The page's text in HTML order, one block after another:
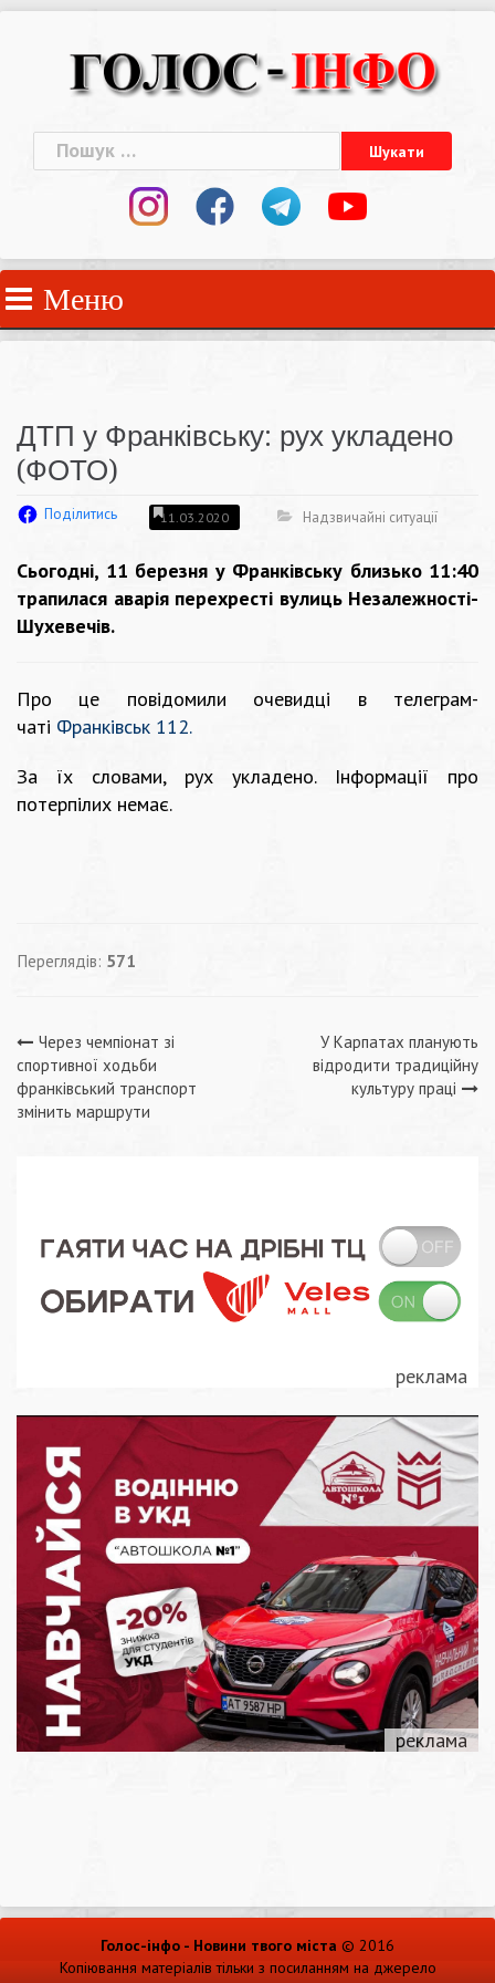
Пошук:
Меню
ДТП у Франківську: рух укладено
(ФОТО)
Поділитись 11.03.2020 Надзвичайні ситуації
Сьогодні, 11 березня у Франківську близько 11:40
трапилася аварія перехресті вулиць Незалежності-
Шухевечів.
Про це повідомили очевидці в телеграм-
чаті Франківськ 112.
За їх словами, рух укладено. Інформації про
потерпілих немає.
Переглядів: 571
Навігація
записів
Через чемпіонат зі
спортивної ходьби
франківський транспорт
змінить маршрути
У Карпатах планують
відродити традиційну
культуру праці
Голос-інфо - Новини твого міста © 2016
Копіювання матеріалів тільки з посиланням на джерело